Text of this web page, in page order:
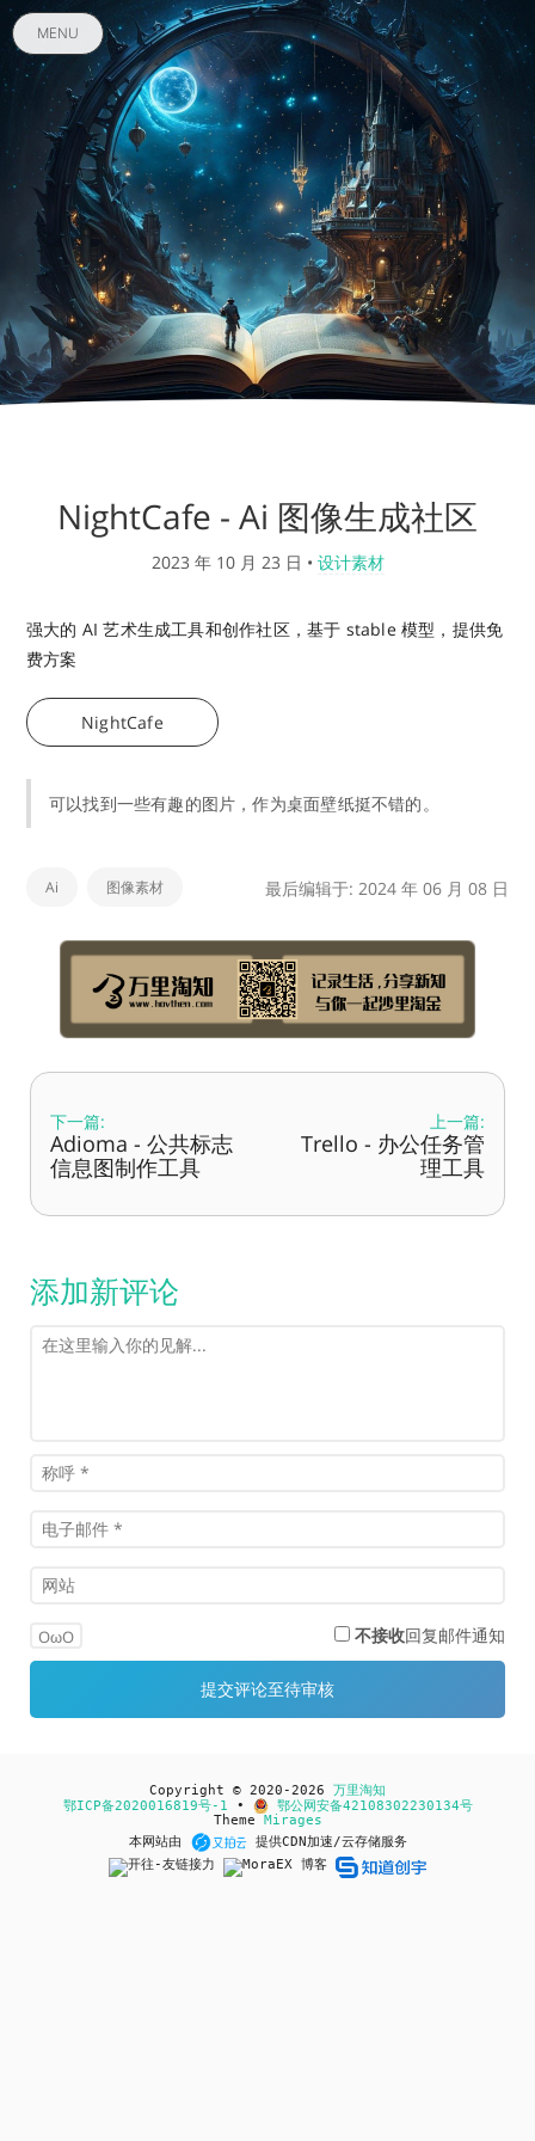
MENU
NightCafe - Ai 图像生成社区
2023 年 10 月 23 日 • 设计素材
强大的 AI 艺术生成工具和创作社区，基于 stable 模型，提供免
费方案
NightCafe
可以找到一些有趣的图片，作为桌面壁纸挺不错的。
Ai 图像素材 最后编辑于: 2024 年 06 月 08 日
下一篇:
Adioma - 公共标志
信息图制作工具
上一篇:
Trello - 办公任务管
理工具
添加新评论
OωO 不接收回复邮件通知
Copyright © 2020-2026 万里淘知
鄂ICP备2020016819号-1 •
鄂公网安备42108302230134号
Theme Mirages
本网站由
提供CDN加速/云存储服务